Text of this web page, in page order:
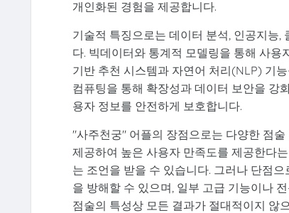
개인화된 경험을 제공합니다.
기술적 특징으로는 데이터 분석, 인공지능
다. 빅데이터와 통계적 모델링을 통해 사
기반 추천 시스템과 자연어 처리(NLP) 기
컴퓨팅을 통해 확장성과 데이터 보안을 강
용자 정보를 안전하게 보호합니다.
"사주천궁" 어플의 장점으로는 다양한 점
제공하여 높은 사용자 만족도를 제공한다
는 조언을 받을 수 있습니다. 그러나 단점
을 방해할 수 있으며, 일부 고급 기능이나
점술의 특성상 모든 결과가 절대적이지 않